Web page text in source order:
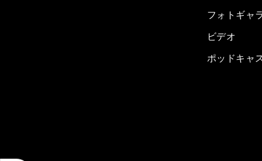
フォトギャ
ビデオ
ポッドキャ